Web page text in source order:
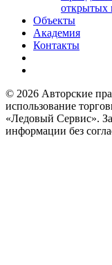
открытых
Объекты
Академия
Контакты
© 2026 Авторские
использование
«Ледовый Сервис».
информации без